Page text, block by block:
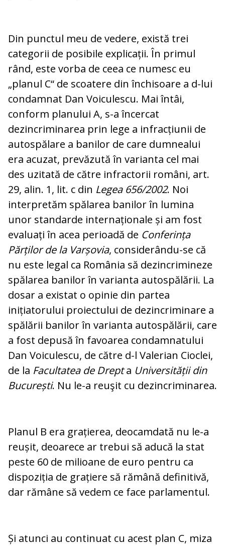
Din punctul meu de vedere, există trei
categorii de posibile explicații. În primul
rând, este vorba de ceea ce numesc eu
„planul C“ de scoatere din închisoare a d-lui
condamnat Dan Voiculescu. Mai întâi,
conform planului A, s-a încercat
dezincriminarea prin lege a infracțiunii de
autospălare a banilor de care dumnealui
era acuzat, prevăzută în varianta cel mai
des uzitată de către infractorii români, art.
29, alin. 1, lit. c din Legea 656/2002. Noi
interpretăm spălarea banilor în lumina
unor standarde internaționale și am fost
evaluați în acea perioadă de Conferința
Părților de la Varșovia, considerându-se că
nu este legal ca România să dezincrimineze
spălarea banilor în varianta autospălării. La
dosar a existat o opinie din partea
inițiatorului proiectului de dezincriminare a
spălării banilor în varianta autospălării, care
a fost depusă în favoarea condamnatului
Dan Voiculescu, de către d-l Valerian Cioclei,
de la Facultatea de Drepta Universității din
București. Nu le-a reuşit cu dezincriminarea.
Planul B era grațierea, deocamdată nu le-a
reușit, deoarece ar trebui să aducă la stat
peste 60 de milioane de euro pentru ca
dispoziția de grațiere să rămână definitivă,
dar rămâne să vedem ce face parlamentul.
Și atunci au continuat cu acest plan C, miza